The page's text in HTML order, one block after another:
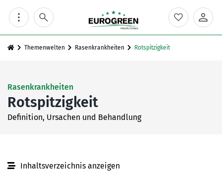
Skip
content
Themenwelten Rasenkrankheiten Rotspitzigkeit
Rasenkrankheiten
Rotspitzigkeit
Definition, Ursachen und Behandlung
Inhaltsverzeichnis anzeigen